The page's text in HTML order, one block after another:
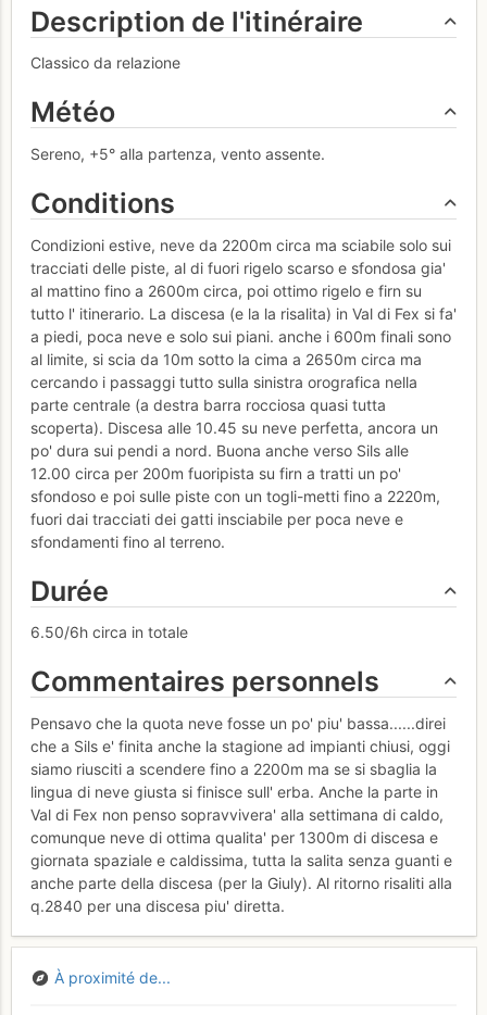
Description de l'itinéraire
Classico da relazione
Météo
Sereno, +5° alla partenza, vento assente.
Conditions
Condizioni estive, neve da 2200m circa ma sciabile solo sui
tracciati delle piste, al di fuori rigelo scarso e sfondosa gia'
al mattino fino a 2600m circa, poi ottimo rigelo e firn su
tutto l' itinerario. La discesa (e la la risalita) in Val di Fex si fa'
a piedi, poca neve e solo sui piani. anche i 600m finali sono
al limite, si scia da 10m sotto la cima a 2650m circa ma
cercando i passaggi tutto sulla sinistra orografica nella
parte centrale (a destra barra rocciosa quasi tutta
scoperta). Discesa alle 10.45 su neve perfetta, ancora un
po' dura sui pendi a nord. Buona anche verso Sils alle
12.00 circa per 200m fuoripista su firn a tratti un po'
sfondoso e poi sulle piste con un togli-metti fino a 2220m,
fuori dai tracciati dei gatti insciabile per poca neve e
sfondamenti fino al terreno.
Durée
6.50/6h circa in totale
Commentaires personnels
Pensavo che la quota neve fosse un po' piu' bassa......direi
che a Sils e' finita anche la stagione ad impianti chiusi, oggi
siamo riusciti a scendere fino a 2200m ma se si sbaglia la
lingua di neve giusta si finisce sull' erba. Anche la parte in
Val di Fex non penso sopravvivera' alla settimana di caldo,
comunque neve di ottima qualita' per 1300m di discesa e
giornata spaziale e caldissima, tutta la salita senza guanti e
anche parte della discesa (per la Giuly). Al ritorno risaliti alla
q.2840 per una discesa piu' diretta.
À proximité de...